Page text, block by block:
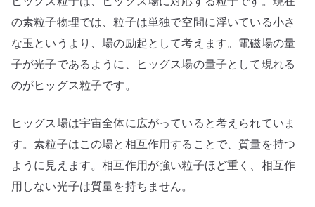
の素粒子物理では、粒子は単独で空間に浮いている小さ
な玉というより、場の励起として考えます。電磁場の量
子が光子であるように、ヒッグス場の量子として現れる
のがヒッグス粒子です。
ヒッグス場は宇宙全体に広がっていると考えられていま
す。素粒子はこの場と相互作用することで、質量を持つ
ように見えます。相互作用が強い粒子ほど重く、相互作
用しない光子は質量を持ちません。